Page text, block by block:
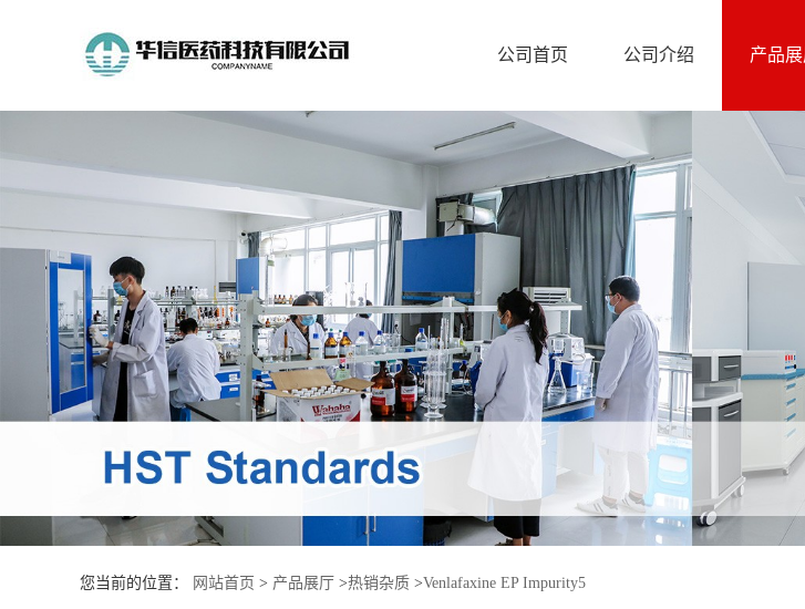
页
司
介
公司首页 公司介绍 产品
您当前的位置： 网站首页 > 产品展厅 >热销杂质 >Venlafaxine EP Impurity5